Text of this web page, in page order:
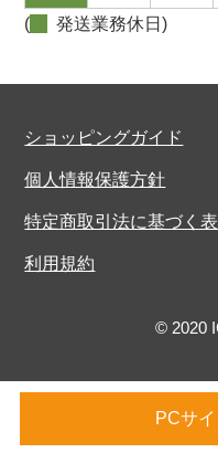
(
発送業務休日)
ショッピングガイド
個人情報保護方針
特定商取引法に基づく
利用規約
© 2020
PCサ